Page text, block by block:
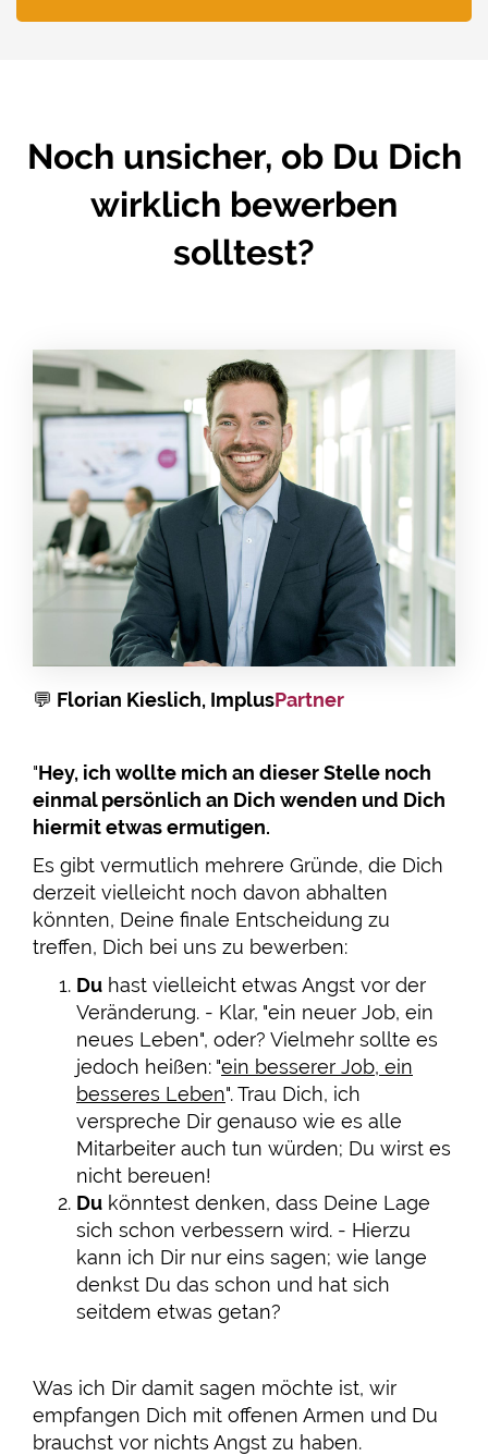
Noch unsicher, ob Du Dich
wirklich bewerben
solltest?
💬 Florian Kieslich, ImplusPartner
"Hey, ich wollte mich an dieser Stelle noch
einmal persönlich an Dich wenden und Dich
hiermit etwas ermutigen.
Es gibt vermutlich mehrere Gründe, die Dich
derzeit vielleicht noch davon abhalten
könnten, Deine finale Entscheidung zu
treffen, Dich bei uns zu bewerben:
Du hast vielleicht etwas Angst vor der
Veränderung. - Klar, "ein neuer Job, ein
neues Leben", oder? Vielmehr sollte es
jedoch heißen: "ein besserer Job, ein
besseres Leben". Trau Dich, ich
verspreche Dir genauso wie es alle
Mitarbeiter auch tun würden; Du wirst es
nicht bereuen!
Du könntest denken, dass Deine Lage
sich schon verbessern wird. - Hierzu
kann ich Dir nur eins sagen; wie lange
denkst Du das schon und hat sich
seitdem etwas getan?
Was ich Dir damit sagen möchte ist, wir
empfangen Dich mit offenen Armen und Du
brauchst vor nichts Angst zu haben.